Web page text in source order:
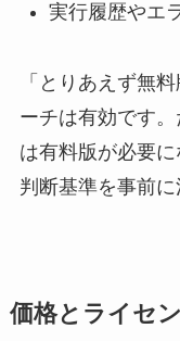
実行履歴やエ
「とりあえず無
ーチは有効です
は有料版が必要
判断基準を事前に
価格とライセ